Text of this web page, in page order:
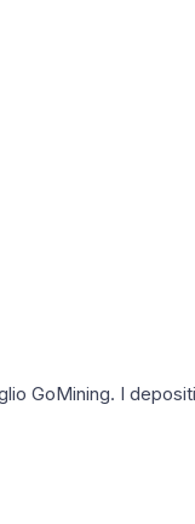
GoMining. I